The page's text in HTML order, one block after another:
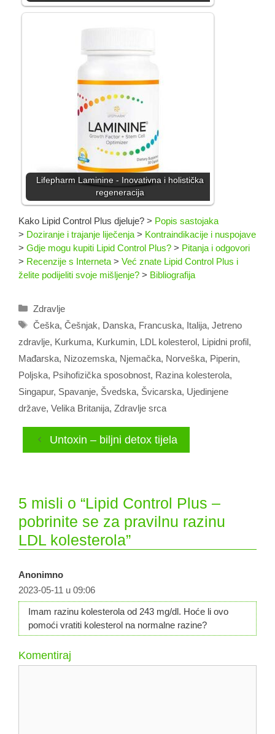
Lifepharm Laminine - Inovativna i holistička
regeneracija
Kako Lipid Control Plus djeluje? > Popis sastojaka
> Doziranje i trajanje liječenja > Kontraindikacije i nuspojave
> Gdje mogu kupiti Lipid Control Plus? > Pitanja i odgovori
> Recenzije s Interneta > Već znate Lipid Control Plus i
želite podijeliti svoje mišljenje? > Bibliografija
Kategorije
Zdravlje
Oznake
Češka, Češnjak, Danska, Francuska, Italija, Jetreno
zdravlje, Kurkuma, Kurkumin, LDL kolesterol, Lipidni profil,
Mađarska, Nizozemska, Njemačka, Norveška, Piperin,
Poljska, Psihofizička sposobnost, Razina kolesterola,
Singapur, Spavanje, Švedska, Švicarska, Ujedinjene
države, Velika Britanija, Zdravlje srca
Untoxin – biljni detox tijela
5 misli o “Lipid Control Plus –
pobrinite se za pravilnu razinu
LDL kolesterola”
Anonimno
2023-05-11 u 09:06
Imam razinu kolesterola od 243 mg/dl. Hoće li ovo
pomoći vratiti kolesterol na normalne razine?
Komentiraj